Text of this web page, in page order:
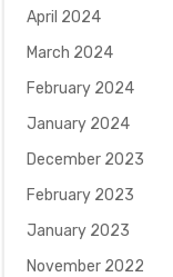
April 2024
March 2024
February 2024
January 2024
December 2023
February 2023
January 2023
November 2022